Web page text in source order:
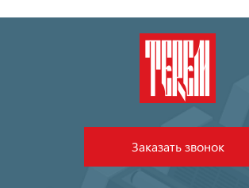
Заказать звонок